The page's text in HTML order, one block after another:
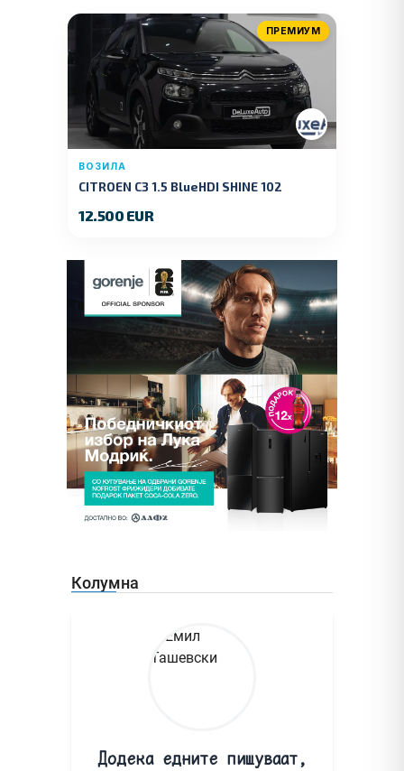
ПРЕМИУМ
ВОЗИЛА
CITROEN C3 1.5 BlueHDI SHINE 102
12.500 EUR
Колумна
Додека едните пишуваат,